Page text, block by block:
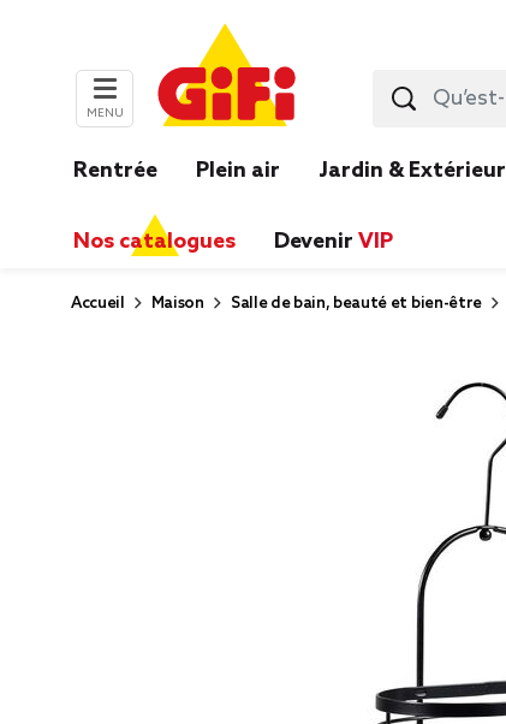
MENU
Rentrée Plein air Jardin & Extérieur
Nos catalogues Devenir VIP
Accueil Maison Salle de bain, beauté et bien-être